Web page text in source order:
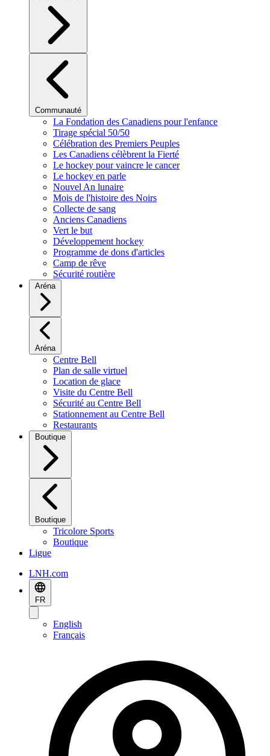
Communauté
La Fondation des Canadiens pour l'enfance
Tirage spécial 50/50
Célébration des Premiers Peuples
Les Canadiens célèbrent la Fierté
Le hockey pour vaincre le cancer
Le hockey en parle
Nouvel An lunaire
Mois de l'histoire des Noirs
Collecte de sang
Anciens Canadiens
Vert le but
Développement hockey
Programme de dons d'articles
Camp de rêve
Sécurité routière
Aréna
Aréna
Centre Bell
Plan de salle virtuel
Location de glace
Visite du Centre Bell
Sécurité au Centre Bell
Stationnement au Centre Bell
Restaurants
Boutique
Boutique
Tricolore Sports
Boutique
Ligue
LNH.com
FR
English
Français